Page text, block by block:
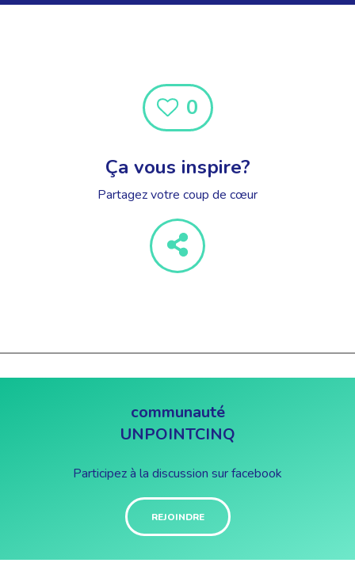
0
Ça vous inspire?
Partagez votre coup de cœur
communauté
UNPOINTCINQ
Participez à la discussion sur facebook
REJOINDRE